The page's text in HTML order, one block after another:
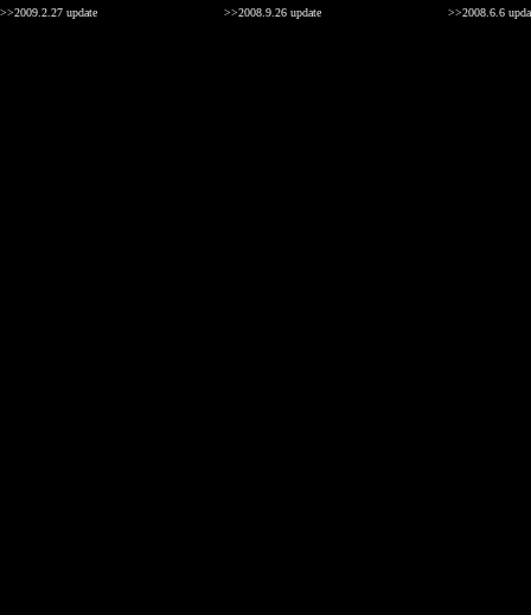
>>2009.2.27 update >>2008.9.26 update >>2008.6.6